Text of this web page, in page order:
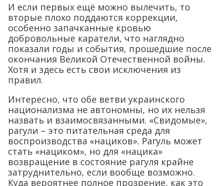
И если первых ещё можно вылечить, то
вторые плохо поддаются коррекции,
особенно запачканные кровью
добровольные каратели, что наглядно
показали годы и события, прошедшие после
окончания Великой Отечественной войны.
Хотя и здесь есть свои исключения из
правил.
Интересно, что обе ветви украинского
национализма не автономны, но их нельзя
назвать и взаимосвязанными. «Свидомые»,
рагули – это питательная среда для
воспроизводства «нациков». Рагуль может
стать «нациком», но для «нацика»
возвращение в состояние рагуля крайне
затруднительно, если вообще возможно.
Куда вероятнее полное прозрение, как это